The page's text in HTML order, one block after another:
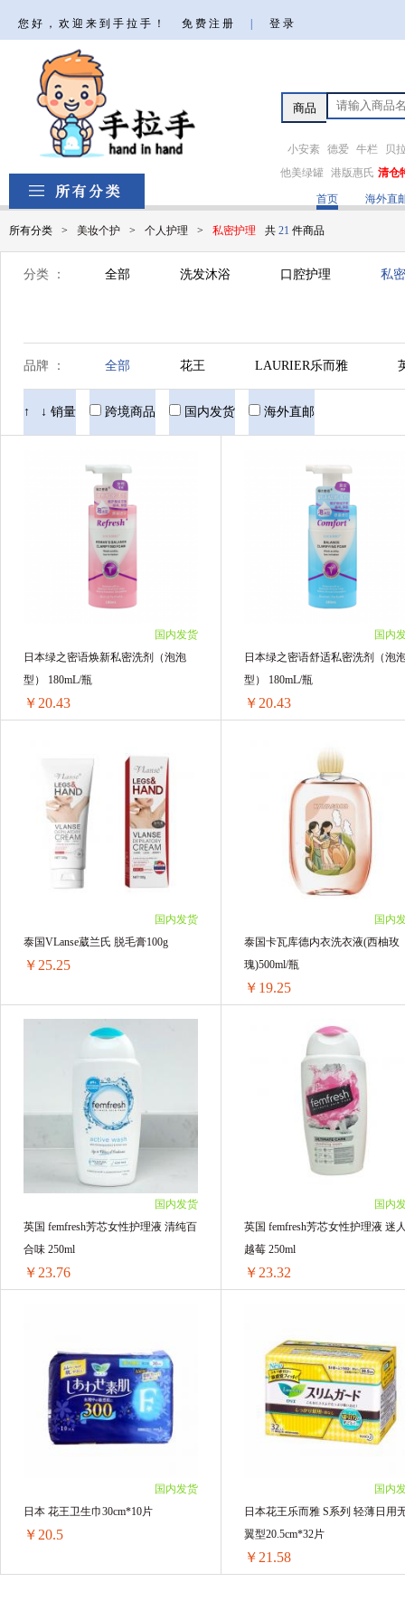
您好，欢迎来到手拉手！ 免费注册 登录
小安素 德爱 牛栏
贝
他美绿罐 港版惠氏 清仓
首页 海外直
所有分类 > 美妆个护 > 个人护理 > 私密护理 共 21 件商品
分类 ： 全部 洗发沐浴 口腔护理 私
品牌 ： 全部 花王 LAURIER乐而雅
vlanse/葳兰氏 KAVAGOOD卡瓦库德
↑ ↓ 销量 跨境商品 国内发货 海外直邮
国内发货
日本绿之密语焕新私密洗剂（泡泡
型） 180mL/瓶
￥20.43
1瓶 ￥20.96(￥20.96/单瓶)
2瓶 ￥40.86(￥20.43/单瓶)
国内
日本绿之密语舒适私密洗剂（泡
型） 180mL/瓶
￥20.43
1瓶 ￥20.96(￥20.96/单瓶)
2瓶 ￥40.86(￥20.43/单瓶)
国内发货
泰国VLanse葳兰氏 脱毛膏100g
￥25.25
1支 ￥26.86(￥26.86/单支)
2支 ￥50.5(￥25.25/单支)
国内
泰国卡瓦库德内衣洗衣液(西柚玫
瑰)500ml/瓶
￥19.25
1瓶 ￥20.9(￥20.9/单瓶)
2瓶 ￥38.5(￥19.25/单瓶)
国内发货
英国 femfresh芳芯女性护理液 清纯百
合味 250ml
￥23.76
1件 ￥30.24(￥30.24/单件)
3件 ￥81(￥27/单件)
6件 ￥158.76(￥26.46/单件)
12件 ￥311.04(￥25.92/单件)
48件 ￥1192.32(￥24.84/单件)
100件 ￥2376(￥23.76/单件)
国内
英国 femfresh芳芯女性护理液 迷
越莓 250ml
￥23.32
6件 ￥155.82(￥25.97/单件)
12件 ￥305.28(￥25.44/单件)
1件 ￥29.68(￥29.68/单件)
3件 ￥79.5(￥26.5/单件)
48件 ￥1170.24(￥24.38/单件)
国内发货
日本 花王卫生巾30cm*10片
￥20.5
国内
日本花王乐而雅 S系列 轻薄日用
翼型20.5cm*32片
￥21.58